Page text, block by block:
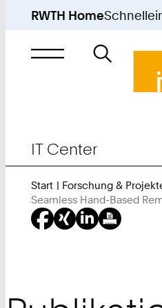
RWTH Home
Suche
nach
IT Center
Start Forschung &
Seamless Hand-Based